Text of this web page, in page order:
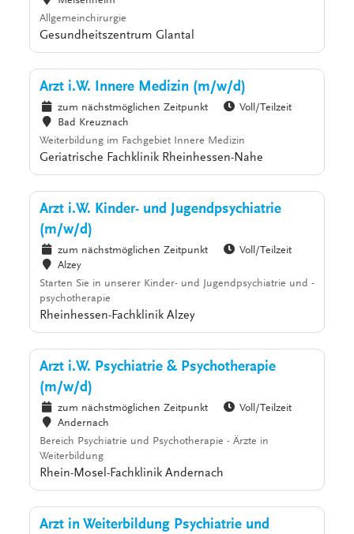
Allgemeinchirurgie
Gesundheitszentrum Glantal
Arzt i.W. Innere Medizin (m/w/d)
zum nächstmöglichen Zeitpunkt
Voll/Teilzeit
Bad Kreuznach
Weiterbildung im Fachgebiet Innere Medizin
Geriatrische Fachklinik Rheinhessen-Nahe
Arzt i.W. Kinder- und Jugendpsychiatrie
(m/w/d)
zum nächstmöglichen Zeitpunkt
Voll/Teilzeit
Alzey
Starten Sie in unserer Kinder- und Jugendpsychiatrie und -
psychotherapie
Rheinhessen-Fachklinik Alzey
Arzt i.W. Psychiatrie & Psychotherapie
(m/w/d)
zum nächstmöglichen Zeitpunkt
Voll/Teilzeit
Andernach
Bereich Psychiatrie und Psychotherapie - Ärzte in
Weiterbildung
Rhein-Mosel-Fachklinik Andernach
Arzt in Weiterbildung Psychiatrie und